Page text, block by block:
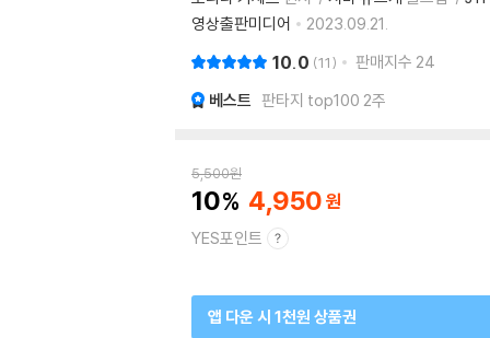
영상출판미디어
2023.09.21.
10.0 11 판매지수 24
베스트 판타지 top100 2주
5,500원
10 4,950
YES포인트
앱 다운 시 1천원 상품권